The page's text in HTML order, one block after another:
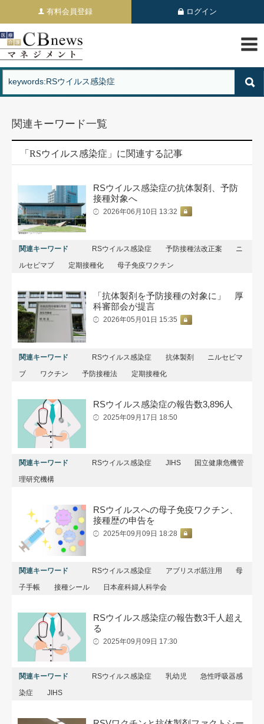
有料会員登録 ログイン
関連キーワード一覧
「RSウイルス感染症」に関連する記事
RSウイルス感染症の抗体製剤、予防
接種対象へ
2026年06月10日 13:32
関連キーワード RSウイルス感染症 予防接種法改正案
ニ
ルセビマブ
定期接種化 母子免疫ワクチン
「抗体製剤を予防接種の対象に」 厚
科審部会が提言
2026年05月01日 15:35
関連キーワード RSウイルス感染症 抗体製剤
ニルセビマ
ブ
ワクチン 予防接種法 定期接種化
RSウイルス感染症の報告数3,896人
2025年09月17日 18:50
関連キーワード RSウイルス感染症 JIHS
国立健康危機管
理研究機構
RSウイルスへの母子免疫ワクチン、
接種歴の申告を
2025年09月09日 18:28
関連キーワード RSウイルス感染症 アブリスボ筋注用
母
子手帳
接種シール 日本産科婦人科学会
RSウイルス感染症の報告数3千人超え
る
2025年09月09日 17:30
関連キーワード RSウイルス感染症 乳幼児
急性呼吸器感
染症
JIHS